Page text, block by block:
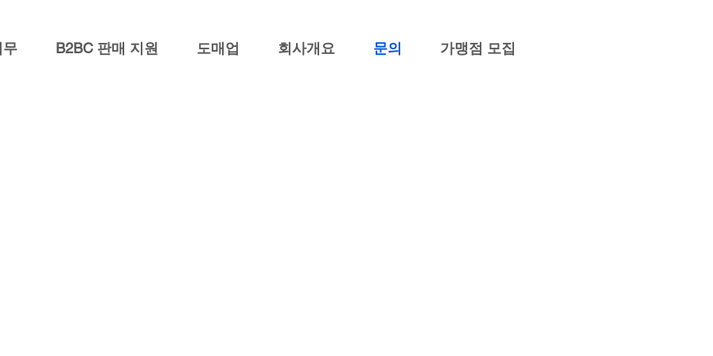
무 B2BC 판매 지원 도매업 회사개요 문의 가맹점 모집